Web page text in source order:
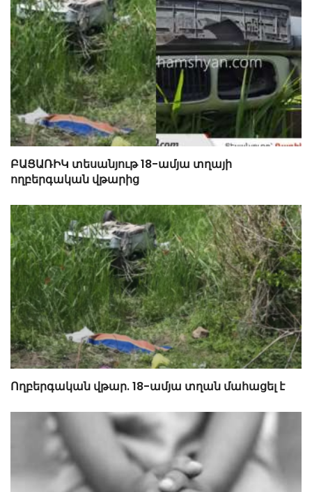
ԲԱՑԱՌԻԿ տեսանյութ 18-ամյա տղայի
ողբերգական վթարից
Ողբերգական վթար. 18-ամյա տղան մահացել է